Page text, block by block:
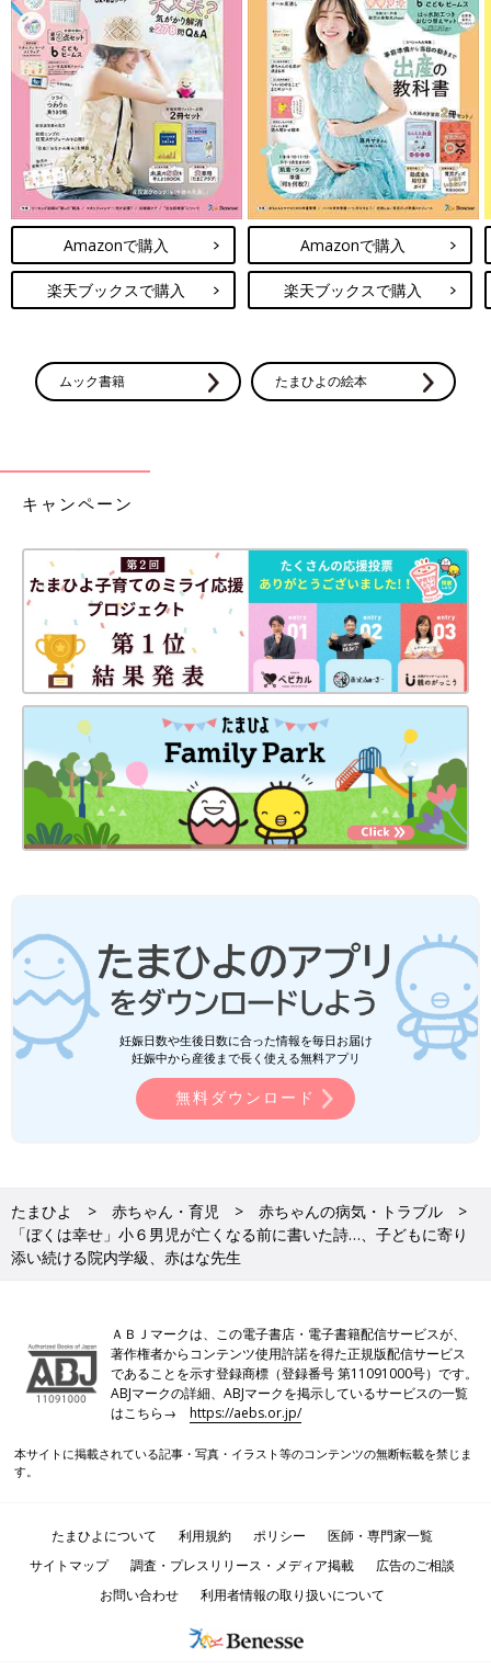
Amazonで購入
楽天ブックスで購入
Amazonで購入
楽天ブックスで購入
ムック書籍 たまひよの絵本
キャンペーン
妊娠日数や生後日数に合った情報を毎日お届け
妊娠中から産後まで長く使える無料アプリ
無料ダウンロード
たまひよ 赤ちゃん・育児
赤ちゃんの病気・トラブル
「ぼくは幸せ」小６男児が亡くなる前に書いた詩…、子どもに寄り
添い続ける院内学級、赤はな先生
ＡＢＪマークは、この電子書店・電子書籍配信サービスが、
著作権者からコンテンツ使用許諾を得た正規版配信サービス
であることを示す登録商標（登録番号 第11091000号）です。
ABJマークの詳細、ABJマークを掲示しているサービスの一覧
はこちら→https://aebs.or.jp/
本サイトに掲載されている記事・写真・イラスト等のコンテンツの無断転載を禁じま
す。
たまひよについて 利用規約 ポリシー
医師・専門家一覧
サイトマップ
調査・プレスリリース・メディア掲載
広告のご相談
お問い合わせ
利用者情報の取り扱いについて